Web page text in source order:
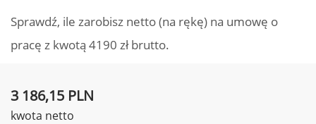
Sprawdź, ile zarobisz netto (na rękę) na umowę o
pracę z kwotą 4190 zł brutto.
3 186,15 PLN
kwota netto